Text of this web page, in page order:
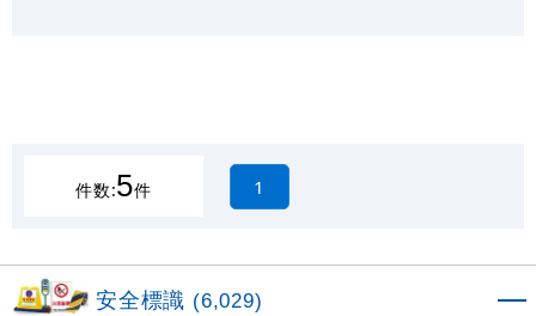
件数:5件 1
安全標識 (6,029)